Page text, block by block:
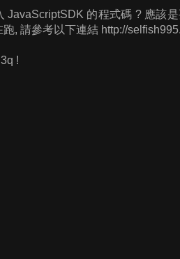
JavaScriptSDK 的程式碼 ? 應該
, 請參考以下連結 http://
!